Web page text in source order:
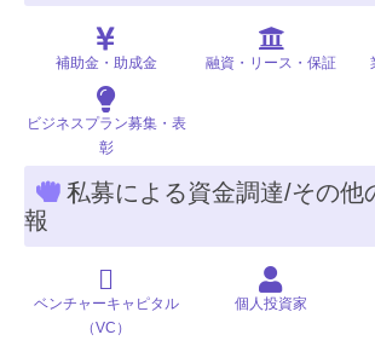
補助金・助成金 融資・リース・保証
ビジネスプラン募集・表
彰
私募による資金調達/その他
報
ベンチャーキャピタル
（VC）
個人投資家